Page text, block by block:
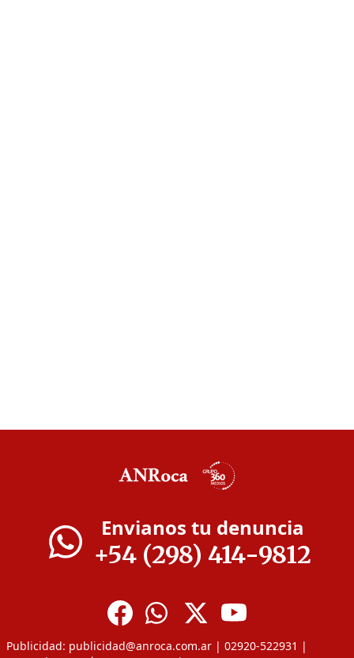
Envianos tu denuncia
+54 (298) 414-9812
Publicidad: publicidad@anroca.com.ar | 02920-522931 |